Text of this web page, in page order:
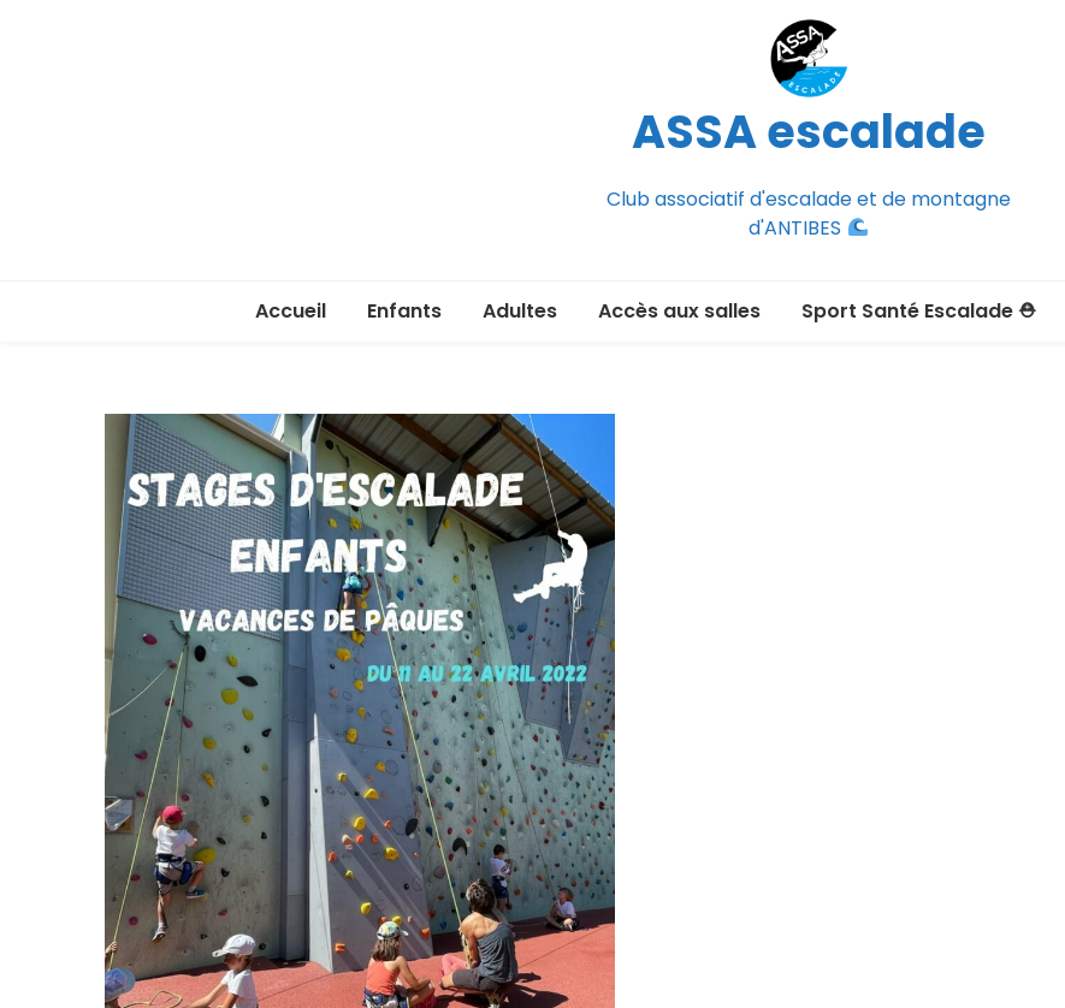
ASSA escalade
Club associatif d'escalade et de montagne
d'ANTIBES
Accueil Enfants
Stage été 2026
Adultes
ASSA Section Montagne
(licence FFCAM)
Je veux passer un
passeport
Devenir responsable de
séance
Créer une événement non
officiel sur Spond
Tutoriel SPOND Adulte
Charte du grimpeur ASSA
Programme des cours
Accès aux salles Sport Santé Escalade ⛑